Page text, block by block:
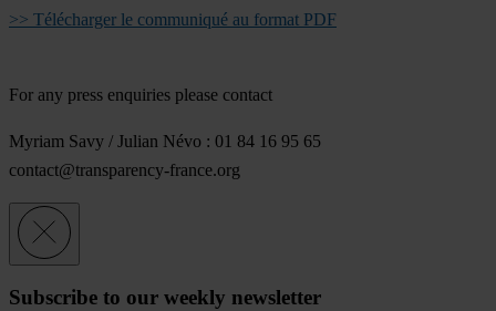
>> Télécharger le communiqué au format PDF
For any press enquiries please contact
Myriam Savy / Julian Névo : 01 84 16 95 65
contact@transparency-france.org
Subscribe to our weekly newsletter